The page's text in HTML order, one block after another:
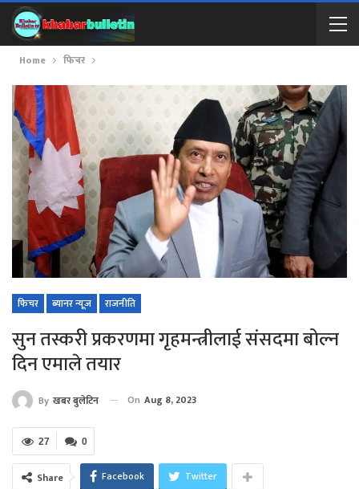
Home फिचर
फिचर ब्यानर न्यूज राजनीति
सुन तस्करी प्रकरणमा गृहमन्त्रीलाई संसदमा बोल्न
दिन एमाले तयार
By खबर बुलेटिन On Aug 8, 2023
0
27
Share Facebook Twitter